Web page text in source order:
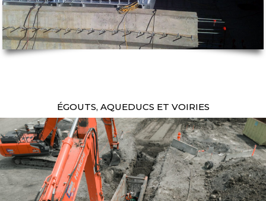
ÉGOUTS, AQUEDUCS ET VOIRIES